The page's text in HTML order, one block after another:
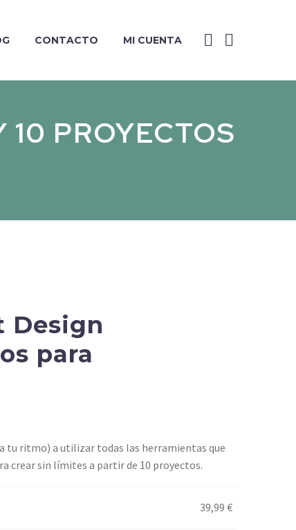
CONTACTO MI CUENTA
10 PROYECTOS
Design
para
tu ritmo) a utilizar todas las herramientas que
crear sin límites a partir de 10 proyectos.
39,99 €